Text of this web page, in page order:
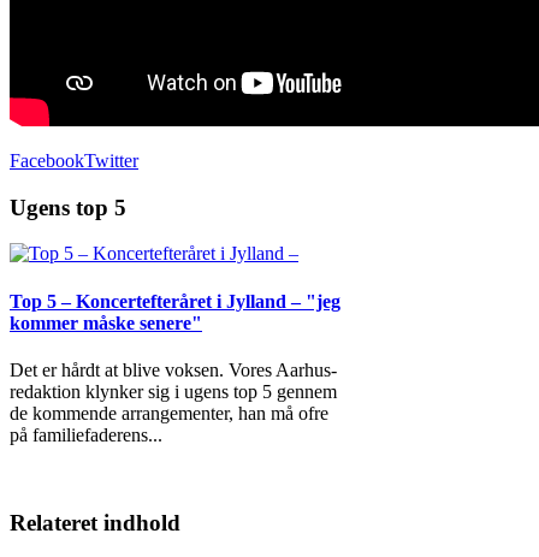
FacebookTwitter
Ugens top 5
Top 5 – Koncertefteråret i Jylland – "jeg
kommer måske senere"
Det er hårdt at blive voksen. Vores Aarhus-
redaktion klynker sig i ugens top 5 gennem
de kommende arrangementer, han må ofre
på familiefaderens...
Relateret indhold